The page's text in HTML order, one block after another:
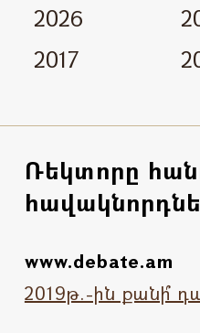
2026
2017
Ռեկտորը
www.debate.am
2019թ.-ին քանի՞